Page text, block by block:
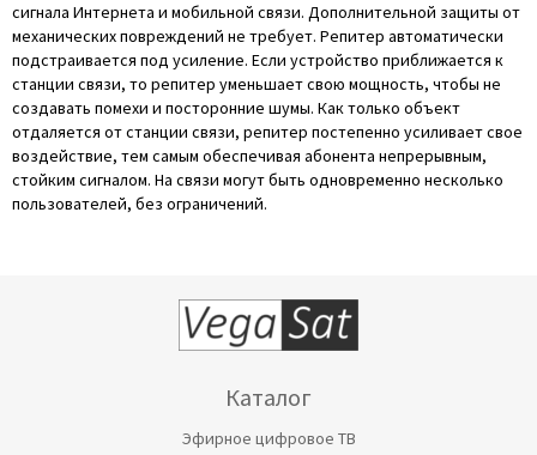
сигнала Интернета и мобильной связи. Дополнительной защиты от
механических повреждений не требует. Репитер автоматически
подстраивается под усиление. Если устройство приближается к
станции связи, то репитер уменьшает свою мощность, чтобы не
создавать помехи и посторонние шумы. Как только объект
отдаляется от станции связи, репитер постепенно усиливает свое
воздействие, тем самым обеспечивая абонента непрерывным,
стойким сигналом. На связи могут быть одновременно несколько
пользователей, без ограничений.
Каталог
Эфирное цифровое ТВ